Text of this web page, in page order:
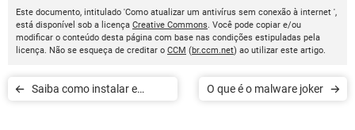
Este documento, intitulado 'Como atualizar um antivírus sem conexão à internet ',
está disponível sob a licença Creative Commons. Você pode copiar e/ou
modificar o conteúdo desta página com base nas condições estipuladas pela
licença. Não se esqueça de creditar o CCM (br.ccm.net) ao utilizar este artigo.
Saiba como instalar e
O que é o malware joker